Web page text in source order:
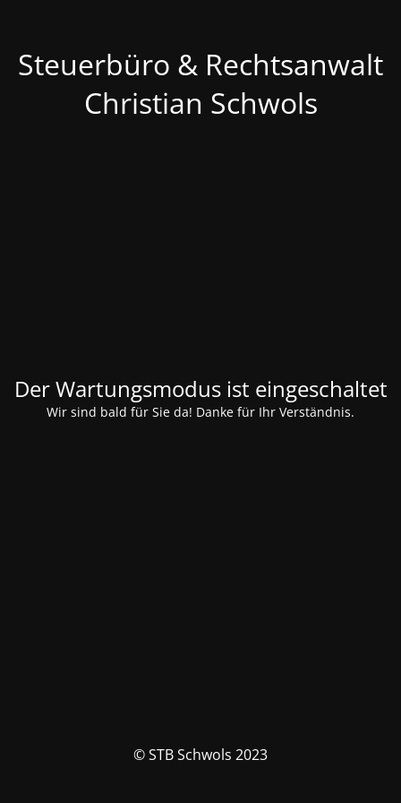
Steuerbüro & Rechtsanwalt
Christian Schwols
Der Wartungsmodus ist eingeschaltet
Wir sind bald für Sie da! Danke für Ihr Verständnis.
© STB Schwols 2023